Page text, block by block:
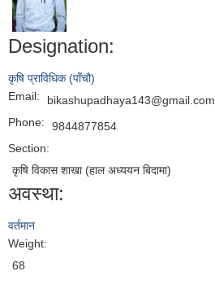
Designation:
कृषि प्राविधिक (पाँचौ)
Email:
bikashupadhaya143@gmail.com
Phone:
9844877854
Section:
कृषि विकास शाखा (हाल अध्ययन बिदामा)
अवस्था:
वर्तमान
Weight:
68